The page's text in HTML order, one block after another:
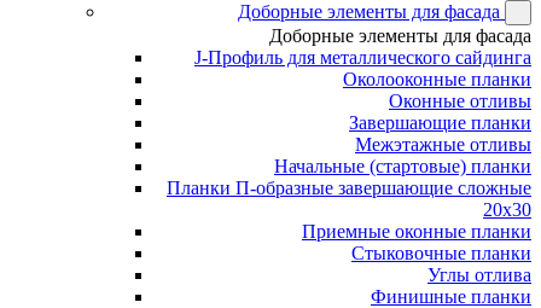
Доборные элементы для фасада
Доборные элементы для фасада
J-Профиль для металлического сайдинга
Околооконные планки
Оконные отливы
Завершающие планки
Межэтажные отливы
Начальные (стартовые) планки
Планки П-образные завершающие сложные
20x30
Приемные оконные планки
Стыковочные планки
Углы отлива
Финишные планки